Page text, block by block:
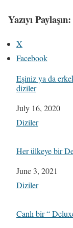
Yazıyı Paylaşın:
X
Facebook
Eşiniz ya da
diziler
Date
July 16, 2020
In relation to
Diziler
Her ülkeye bir
Date
June 3, 2021
In relation to
Diziler
Canlı bir “